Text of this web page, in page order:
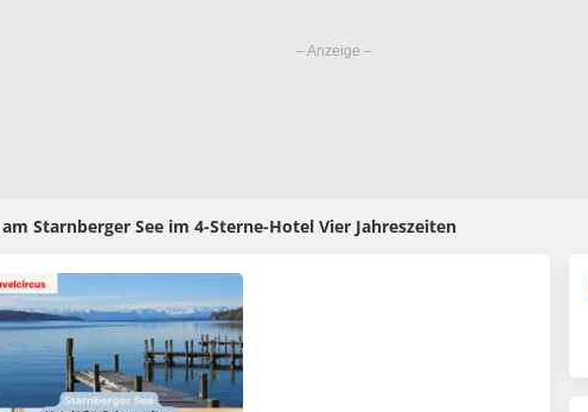
Starnberger See im 4-Sterne-Hotel Vier Jahreszeiten